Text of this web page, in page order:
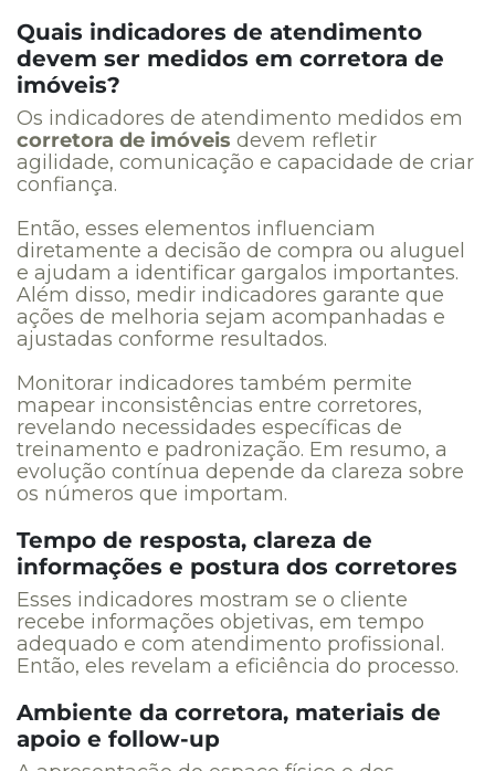
Quais indicadores de atendimento
devem ser medidos em corretora de
imóveis?
Os indicadores de atendimento medidos em
corretora de imóveis devem refletir
agilidade, comunicação e capacidade de criar
confiança.
Então, esses elementos influenciam
diretamente a decisão de compra ou aluguel
e ajudam a identificar gargalos importantes.
Além disso, medir indicadores garante que
ações de melhoria sejam acompanhadas e
ajustadas conforme resultados.
Monitorar indicadores também permite
mapear inconsistências entre corretores,
revelando necessidades específicas de
treinamento e padronização. Em resumo, a
evolução contínua depende da clareza sobre
os números que importam.
Tempo de resposta, clareza de
informações e postura dos corretores
Esses indicadores mostram se o cliente
recebe informações objetivas, em tempo
adequado e com atendimento profissional.
Então, eles revelam a eficiência do processo.
Ambiente da corretora, materiais de
apoio e follow-up